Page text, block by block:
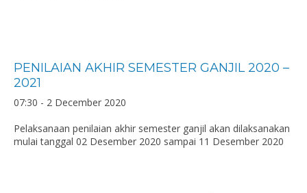
PENILAIAN AKHIR SEMESTER GANJIL 2020 –
2021
07:30 - 2 December 2020
Pelaksanaan penilaian akhir semester ganjil akan dilaksanakan
mulai tanggal 02 Desember 2020 sampai 11 Desember 2020